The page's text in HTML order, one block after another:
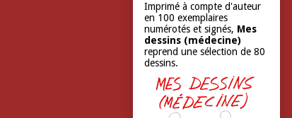
Imprimé à compte d'auteur
en 100 exemplaires
numérotés et signés, Mes
dessins (médecine)
reprend une sélection de 80
dessins.